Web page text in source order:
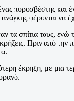
πυροσβέστης και
φέρονται να
τα σπίτια τους, ενώ
Πριν από την
έκρηξη, με μια